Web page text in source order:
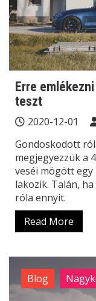
Erre
teszt
2020-12-01
Gondoskodott
megjegyezzük a
veséi mögött
lakozik. Talán,
róla ennyit.
Read More
Blog